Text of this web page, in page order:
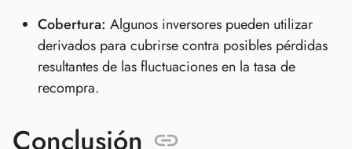
Cobertura: Algunos inversores pueden utilizar
derivados para cubrirse contra posibles pérdidas
resultantes de las fluctuaciones en la tasa de
recompra.
Conclusión